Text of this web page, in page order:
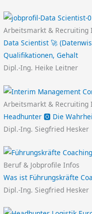
Arbeitsmarkt & Recruiting
Data Scientist 🚀
Qualifikationen, Gehalt
Dipl.-Ing. Heike Leitner
Arbeitsmarkt & Recruiting
Headhunter 🅾️ Die
Dipl.-Ing. Siegfried Hesker
Beruf & Jobprofile Infos
Was ist Führungskräfte
Dipl.-Ing. Siegfried Hesker